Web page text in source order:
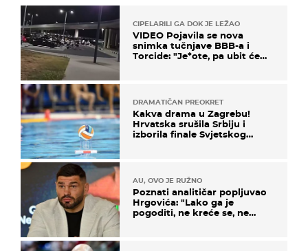
CIPELARILI GA DOK JE LEŽAO
VIDEO Pojavila se nova
snimka tučnjave BBB-a i
Torcide: "Je*ote, pa ubit će
DRAMATIČAN PREOKRET
Kakva drama u Zagrebu!
Hrvatska srušila Srbiju i
izborila finale Svjetskog
AU, OVO JE RUŽNO
Poznati analitičar popljuvao
Hrgovića: "Lako ga je
pogoditi, ne kreće se, ne